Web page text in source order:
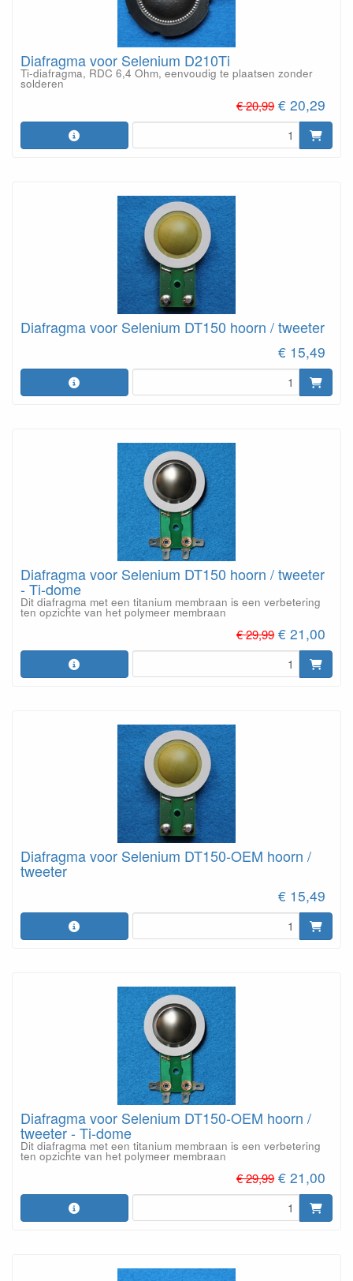
Diafragma voor Selenium D210Ti
Ti-diafragma, RDC 6,4 Ohm, eenvoudig te plaatsen zonder
solderen
€ 20,99 € 20,29
Diafragma voor Selenium DT150 hoorn / tweeter
€ 15,49
Diafragma voor Selenium DT150 hoorn / tweeter
- Ti-dome
Dit diafragma met een titanium membraan is een verbetering
ten opzichte van het polymeer membraan
€ 29,99 € 21,00
Diafragma voor Selenium DT150-OEM hoorn /
tweeter
€ 15,49
Diafragma voor Selenium DT150-OEM hoorn /
tweeter - Ti-dome
Dit diafragma met een titanium membraan is een verbetering
ten opzichte van het polymeer membraan
€ 29,99 € 21,00